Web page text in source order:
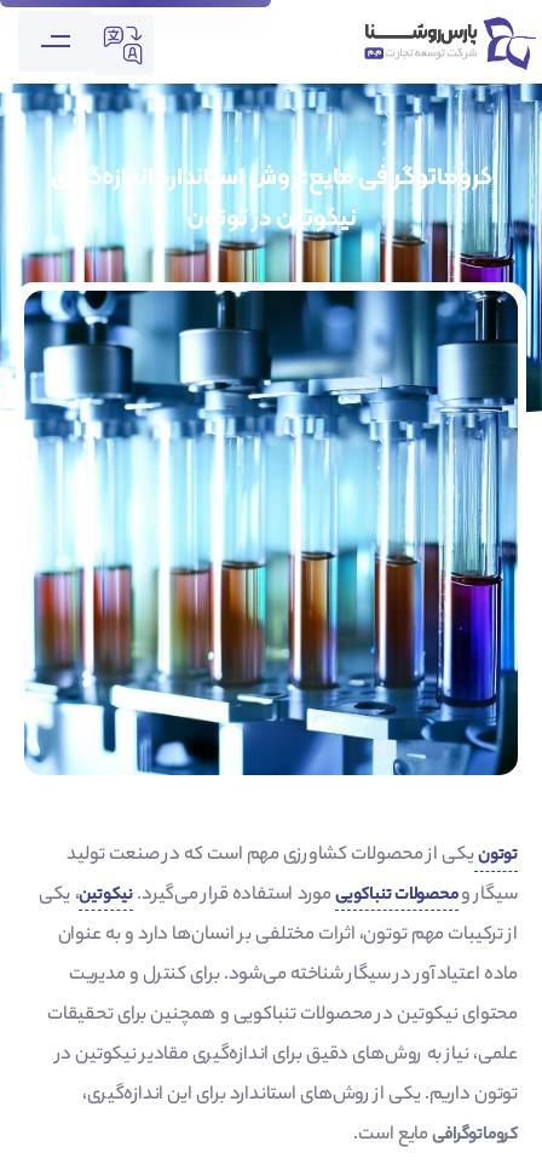
کروماتوگرافی مایع: روش استاندارد اندازه‌گیری
نیکوتین در توتون
توتونیکی از محصولات کشاورزی مهم است که در صنعت تولید
سیگار ومحصولات تنباکوییمورد استفاده قرار می‌گیرد.نیکوتین، یکی
از ترکیبات مهم توتون، اثرات مختلفی بر انسان‌ها دارد و به عنوان
ماده اعتیادآور در سیگار شناخته می‌شود. برای کنترل و مدیریت
محتوای نیکوتین در محصولات تنباکویی و همچنین برای تحقیقات
علمی، نیاز به روش‌های دقیق برای اندازه‌گیری مقادیر نیکوتین در
توتون داریم. یکی از روش‌های استاندارد برای این اندازه‌گیری،
کروماتوگرافیمایع است.